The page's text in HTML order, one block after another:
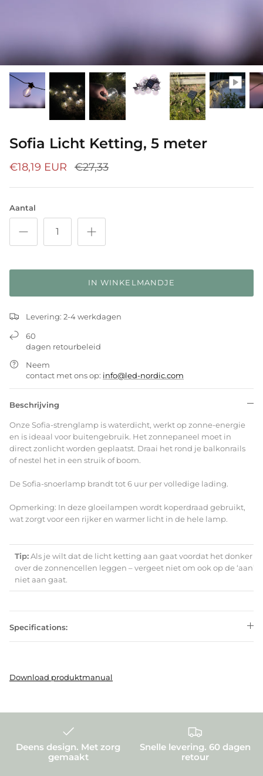
Sofia Licht Ketting, 5 meter
€18,19 EUR €27,33
Aantal
IN WINKELMANDJE
Levering: 2-4 werkdagen
60
dagen retourbeleid
Neem
contact met ons op: info@led-nordic.com
Beschrijving
Onze Sofia-strenglamp is waterdicht, werkt op zonne-energie
en is ideaal voor buitengebruik. Het zonnepaneel moet in
direct zonlicht worden geplaatst. Draai het rond je balkonrails
of nestel het in een struik of boom.
De Sofia-snoerlamp brandt tot 6 uur per volledige lading.
Opmerking: In deze gloeilampen wordt koperdraad gebruikt,
wat zorgt voor een rijker en warmer licht in de hele lamp.
Tip:Als je wilt dat de licht ketting aan gaat voordat het donker
over de zonnencellen leggen – vergeet niet om ook op de
niet aan gaat.
Specifications:
Download produktmanual
Deens design. Met zorg
gemaakt
Snelle levering. 60 dagen
retour